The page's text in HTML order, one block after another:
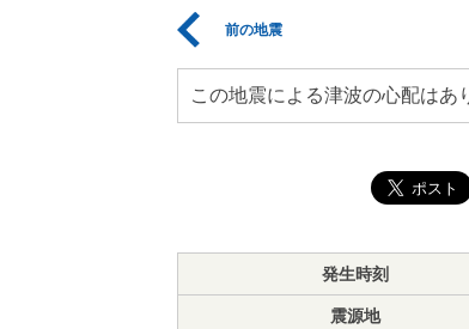
前の地震
この地震による津波の心配はあ
発生時刻
震源地